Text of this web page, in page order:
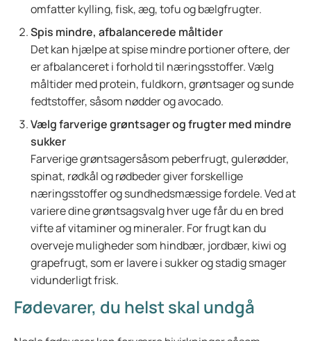
omfatter kylling, fisk, æg, tofu og bælgfrugter.
Spis mindre, afbalancerede måltider
Det kan hjælpe at spise mindre portioner oftere, der
er afbalanceret i forhold til næringsstoffer. Vælg
måltider med protein, fuldkorn, grøntsager og sunde
fedtstoffer, såsom nødder og avocado.
Vælg farverige grøntsager og frugter med mindre
sukker
Farverige grøntsagersåsom peberfrugt, gulerødder,
spinat, rødkål og rødbeder giver forskellige
næringsstoffer og sundhedsmæssige fordele. Ved at
variere dine grøntsagsvalg hver uge får du en bred
vifte af vitaminer og mineraler. For frugt kan du
overveje muligheder som hindbær, jordbær, kiwi og
grapefrugt, som er lavere i sukker og stadig smager
vidunderligt frisk.
Fødevarer, du helst skal undgå